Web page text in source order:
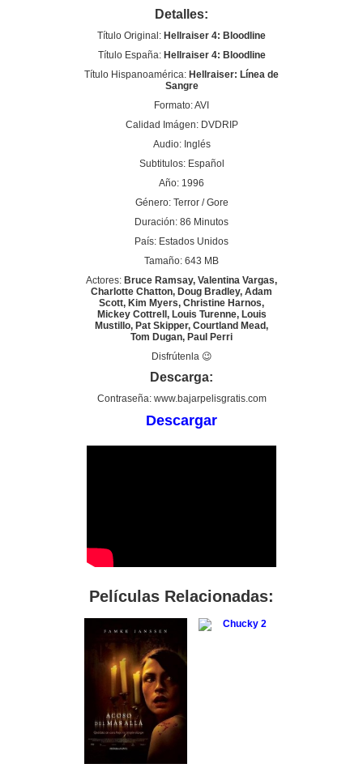
Detalles:
Título Original: Hellraiser 4: Bloodline
Título España: Hellraiser 4: Bloodline
Título Hispanoamérica: Hellraiser: Línea de
Sangre
Formato: AVI
Calidad Imágen: DVDRIP
Audio: Inglés
Subtitulos: Español
Año: 1996
Género: Terror / Gore
Duración: 86 Minutos
País: Estados Unidos
Tamaño: 643 MB
Actores: Bruce Ramsay, Valentina Vargas,
Charlotte Chatton, Doug Bradley, Adam
Scott, Kim Myers, Christine Harnos,
Mickey Cottrell, Louis Turenne, Louis
Mustillo, Pat Skipper, Courtland Mead,
Tom Dugan, Paul Perri
Disfrútenla 😉
Descarga:
Contraseña: www.bajarpelisgratis.com
Descargar
Películas Relacionadas: